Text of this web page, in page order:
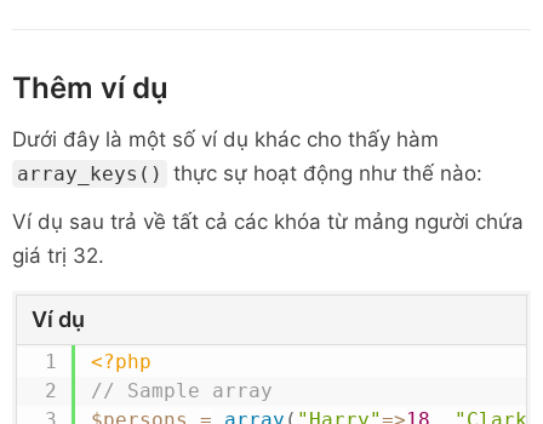
Thêm ví dụ
Dưới đây là một số ví dụ khác cho thấy hàm
array_keys()
thực sự hoạt động như thế nào:
Ví dụ sau trả về tất cả các khóa từ mảng người chứa
giá trị 32.
Ví dụ
<?php
// Sample array